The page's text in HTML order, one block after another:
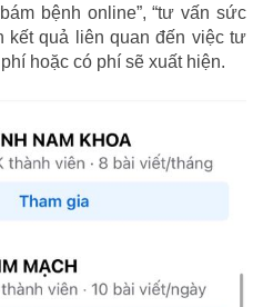
bệnh online”, “tư vấn sức
kết quả liên quan đến việc tư
hoặc có phí sẽ xuất hiện.